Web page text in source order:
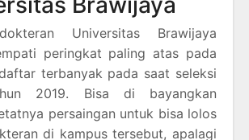
Universitas Brawijaya
peringkat paling atas pada
terbanyak pada saat seleksi
2019. Bisa di bayangkan
persaingan untuk bisa lolos
di kampus tersebut, apalagi